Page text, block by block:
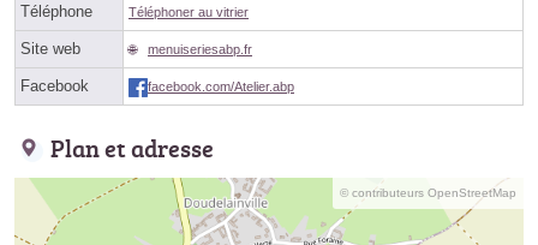
Téléphone Téléphoner au vitrier
Site web menuiseriesabp.fr
Facebook facebook.com/Atelier.abp
Plan et adresse
© contributeurs OpenStreetMap